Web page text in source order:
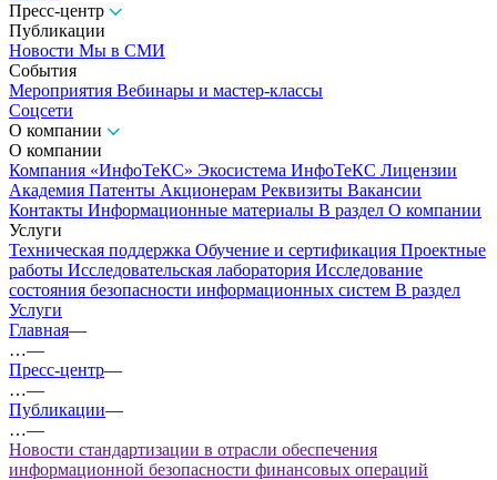
Пресс-центр
Публикации
Новости Мы в СМИ
События
Мероприятия Вебинары и мастер-классы
Соцсети
О компании
О компании
Компания «ИнфоТеКС» Экосистема ИнфоТеКС Лицензии
Академия Патенты Акционерам Реквизиты Вакансии
Контакты Информационные материалы В раздел О компании
Услуги
Техническая поддержка Обучение и сертификация Проектные
работы Исследовательская лаборатория Исследование
состояния безопасности информационных систем В раздел
Услуги
Главная—
…—
Пресс-центр—
…—
Публикации—
…—
Новости стандартизации в отрасли обеспечения
информационной безопасности финансовых операций